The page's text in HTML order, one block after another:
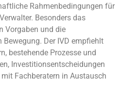
Rahmenbedingungen für
Besonders das
Vorgaben und die
Der IVD empfiehlt
bestehende Prozesse und
Investitionsentscheidungen
Fachberatern in Austausch